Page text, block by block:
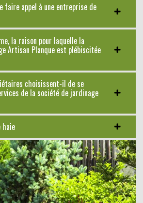
faire appel à une entreprise de
la raison pour laquelle la
Artisan Planque est plébiscitée
choisissent-il de se
de la société de jardinage
haie